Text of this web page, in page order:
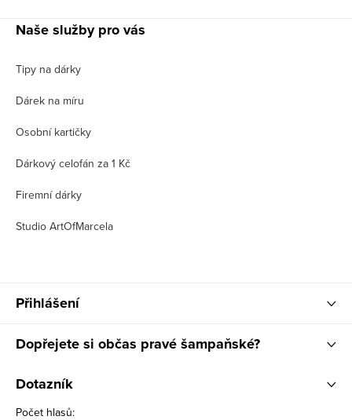
Naše služby pro vás
Tipy na dárky
Dárek na míru
Osobní kartičky
Dárkový celofán za 1 Kč
Firemní dárky
Studio ArtOfMarcela
Přihlášení
Dopřejete si občas pravé šampaňské?
Dotazník
Počet hlasů: